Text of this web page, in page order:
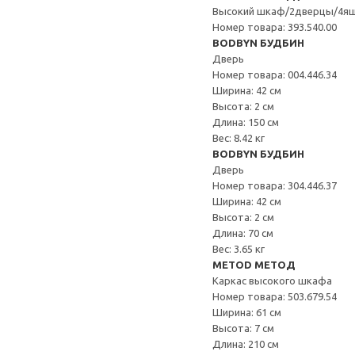
Высокий шкаф/2дверцы/
Номер товара: 393.540.00
BODBYN БУДБИН
Дверь
Номер товара: 004.446.34
Ширина: 42 см
Высота: 2 см
Длина: 150 см
Вес: 8.42 кг
BODBYN БУДБИН
Дверь
Номер товара: 304.446.37
Ширина: 42 см
Высота: 2 см
Длина: 70 см
Вес: 3.65 кг
METOD МЕТОД
Каркас высокого шкафа
Номер товара: 503.679.54
Ширина: 61 см
Высота: 7 см
Длина: 210 см